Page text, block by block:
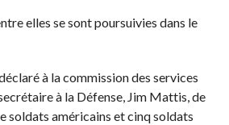
elles se sont poursuivies dans le
à la commission des services
à la Défense, Jim Mattis, de
soldats américains et cinq soldats